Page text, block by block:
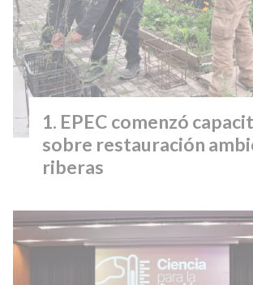
EPEC comenzó
sobre restauración
riberas